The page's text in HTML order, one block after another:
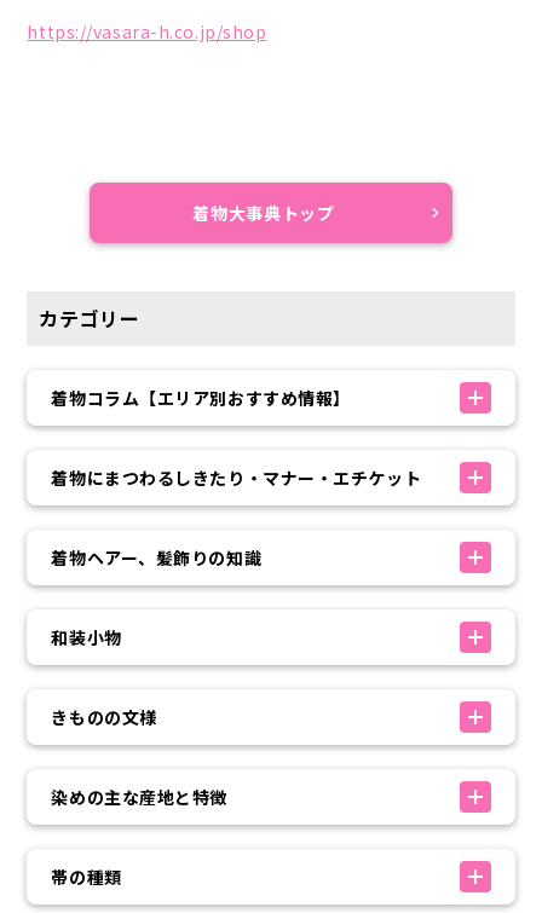
https://vasara-h.co.jp/shop
着物大事典トップ
カテゴリー
着物コラム【エリア別おすすめ情報】
着物にまつわるしきたり・マナー・エチケット
着物ヘアー、髪飾りの知識
和装小物
きものの文様
染めの主な産地と特徴
帯の種類